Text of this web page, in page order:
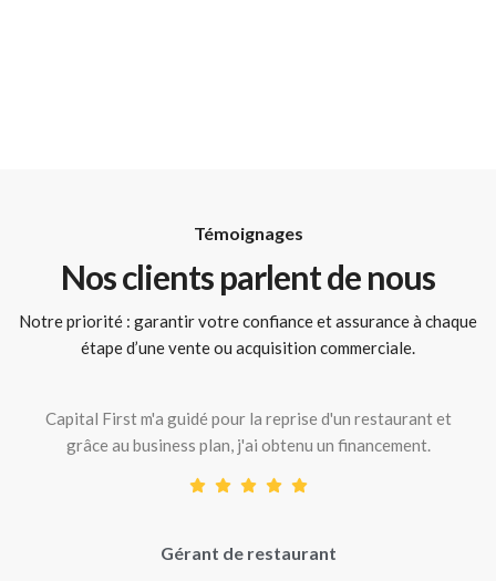
Témoignages
Nos clients parlent de nous
Notre priorité : garantir votre confiance et assurance à chaque
étape d’une vente ou acquisition commerciale.
Gérant de restaurant
Capital First m'a guidé pour la reprise d'un restaurant et
grâce au business plan, j'ai obtenu un financement.